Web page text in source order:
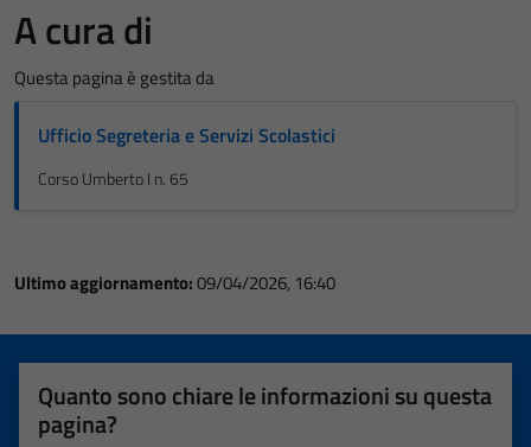
A cura di
Questa pagina è gestita da
Ufficio Segreteria e Servizi Scolastici
Corso Umberto I n. 65
Ultimo aggiornamento:09/04/2026, 16:40
Quanto sono chiare le informazioni su questa
pagina?